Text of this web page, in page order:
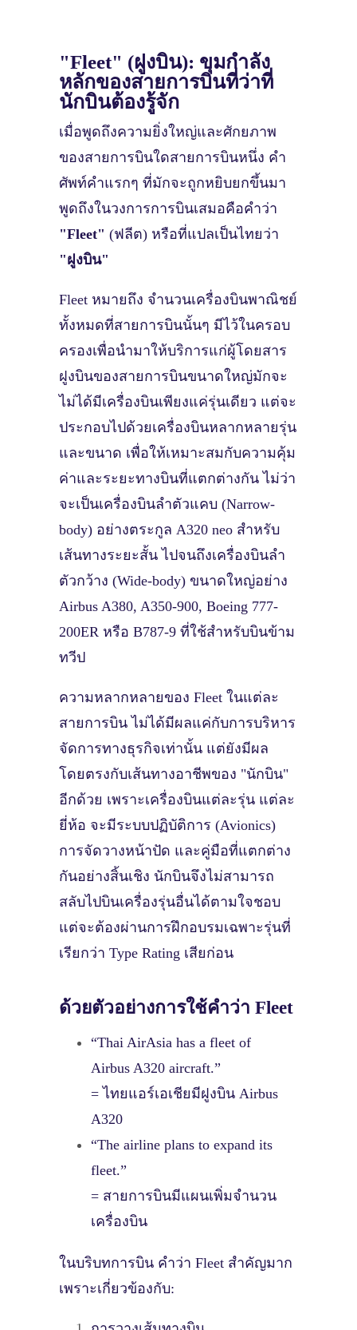
"Fleet" (ฝูงบิน): ขุมกำลัง
หลักของสายการบินที่ว่าที่
นักบินต้องรู้จัก
เมื่อพูดถึงความยิ่งใหญ่และศักยภาพ
ของสายการบินใดสายการบินหนึ่ง คำ
ศัพท์คำแรกๆ ที่มักจะถูกหยิบยกขึ้นมา
พูดถึงในวงการการบินเสมอคือคำว่า
"Fleet" (ฟลีต) หรือที่แปลเป็นไทยว่า
"ฝูงบิน"
Fleet หมายถึง จำนวนเครื่องบินพาณิชย์
ทั้งหมดที่สายการบินนั้นๆ มีไว้ในครอบ
ครองเพื่อนำมาให้บริการแก่ผู้โดยสาร
ฝูงบินของสายการบินขนาดใหญ่มักจะ
ไม่ได้มีเครื่องบินเพียงแค่รุ่นเดียว แต่จะ
ประกอบไปด้วยเครื่องบินหลากหลายรุ่น
และขนาด เพื่อให้เหมาะสมกับความคุ้ม
ค่าและระยะทางบินที่แตกต่างกัน ไม่ว่า
จะเป็นเครื่องบินลำตัวแคบ (Narrow-
body) อย่างตระกูล A320 neo สำหรับ
เส้นทางระยะสั้น ไปจนถึงเครื่องบินลำ
ตัวกว้าง (Wide-body) ขนาดใหญ่อย่าง
Airbus A380, A350-900, Boeing 777-
200ER หรือ B787-9 ที่ใช้สำหรับบินข้าม
ทวีป
ความหลากหลายของ Fleet ในแต่ละ
สายการบิน ไม่ได้มีผลแค่กับการบริหาร
จัดการทางธุรกิจเท่านั้น แต่ยังมีผล
โดยตรงกับเส้นทางอาชีพของ "นักบิน"
อีกด้วย เพราะเครื่องบินแต่ละรุ่น แต่ละ
ยี่ห้อ จะมีระบบปฏิบัติการ (Avionics)
การจัดวางหน้าปัด และคู่มือที่แตกต่าง
กันอย่างสิ้นเชิง นักบินจึงไม่สามารถ
สลับไปบินเครื่องรุ่นอื่นได้ตามใจชอบ
แต่จะต้องผ่านการฝึกอบรมเฉพาะรุ่นที่
เรียกว่า Type Rating เสียก่อน
ด้วยตัวอย่างการใช้คำว่า Fleet
“Thai AirAsia has a fleet of
Airbus A320 aircraft.”
= ไทยแอร์เอเชียมีฝูงบิน Airbus
A320
“The airline plans to expand its
fleet.”
= สายการบินมีแผนเพิ่มจำนวน
เครื่องบิน
ในบริบทการบิน คำว่า Fleet สำคัญมาก
เพราะเกี่ยวข้องกับ: